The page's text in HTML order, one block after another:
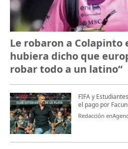
Le robaron a Colapinto
hubiera dicho que
robar todo a un latino“
FIFA y
el pago por
Redacción